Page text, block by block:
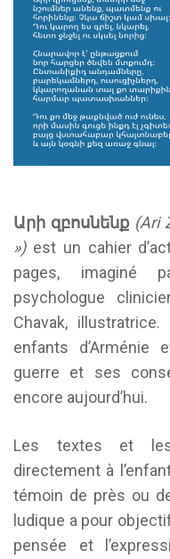
Արի զբոսնենք(Ari
») est un cahier
pages, imaginé
psychologue
Chavak,
enfants d’Arménie
guerre et ses
encore aujourd’hui.
Les textes et
directement à
témoin de près ou
ludique a pour
pensée et